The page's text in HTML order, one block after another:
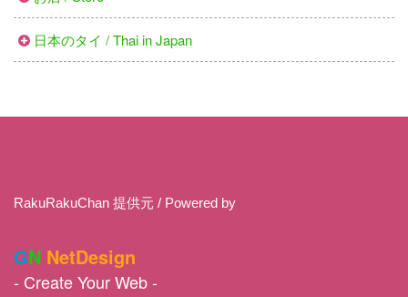
日本のタイ / Thai in Japan
RakuRakuChan 提供元 / Powered by
GN NetDesign
- Create Your Web -